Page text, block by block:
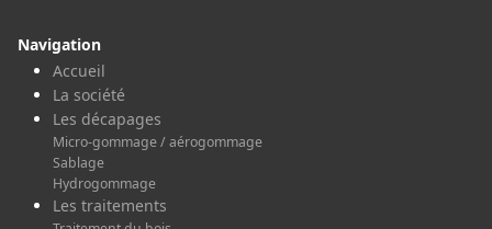
Navigation
Accueil
La société
Les décapages
Micro-gommage / aérogommage
Sablage
Hydrogommage
Les traitements